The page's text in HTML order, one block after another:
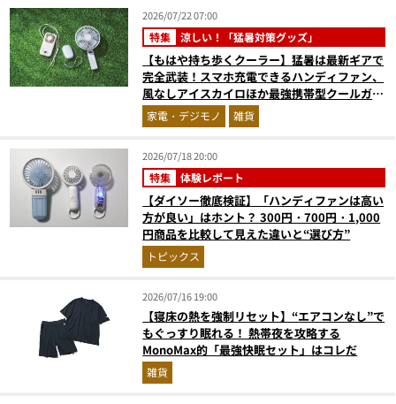
2026/07/22 07:00
特集 涼しい！「猛暑対策グッズ」
【もはや持ち歩くクーラー】猛暑は最新ギアで
完全武装！スマホ充電できるハンディファン、
風なしアイスカイロほか最強携帯型クールガジ
ェット4選
家電・デジモノ 雑貨
2026/07/18 20:00
特集 体験レポート
【ダイソー徹底検証】「ハンディファンは高い
方が良い」はホント？ 300円・700円・1,000
円商品を比較して見えた違いと“選び方”
トピックス
2026/07/16 19:00
【寝床の熱を強制リセット】“エアコンなし”で
もぐっすり眠れる！ 熱帯夜を攻略する
MonoMax的「最強快眠セット」はコレだ
雑貨